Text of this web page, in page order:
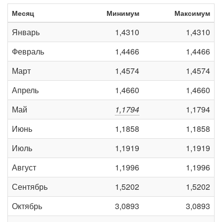
Месяц Минимум Максимум
Январь 1,4310
1,4310
Февраль
1,4466
1,4466
Март
1,4574
1,4574
Апрель
1,4660
1,4660
Май
1,1794
1,1794
Июнь
1,1858
1,1858
Июль
1,1919
1,1919
Август
1,1996
1,1996
Сентябрь
1,5202
1,5202
Октябрь
3,0893
3,0893